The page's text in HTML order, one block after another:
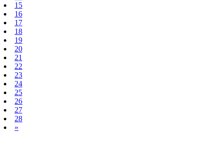
15
16
17
18
19
20
21
22
23
24
25
26
27
28
»